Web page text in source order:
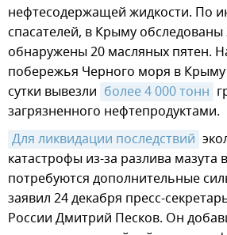
нефтесодержащей жидкости. По
спасателей, в Крыму
обнаружены 20 масляных пятен.
побережья Черного моря в Крыму
сутки вывезли более 4 000 тонн
загрязненного нефтепродуктами.
Для ликвидации последствий
катастрофы из-за разлива
потребуются дополнительные
заявил 24 декабря пресс-
России Дмитрий Песков. Он